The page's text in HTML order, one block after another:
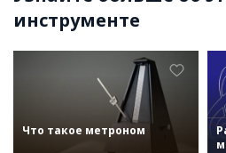
инструменте
Что такое метроном